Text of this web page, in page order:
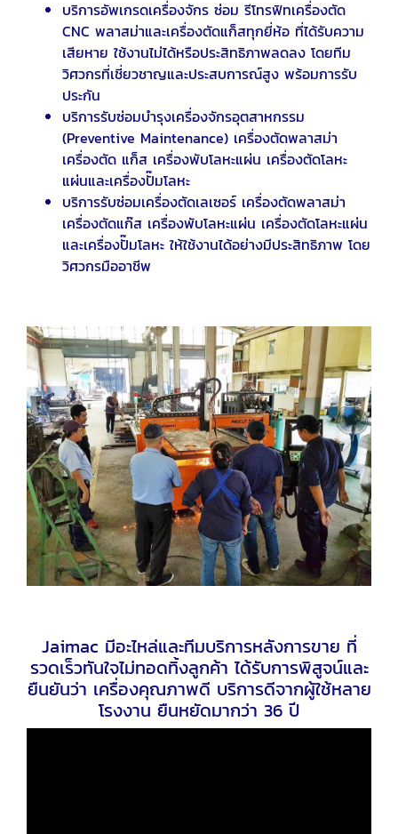
บริการอัพเกรดเครื่องจักร ซ่อม รีโทรฟิทเครื่องตัด
CNC พลาสม่าและเครื่องตัดแก็สทุกยี่ห้อ ที่ได้รับความ
เสียหาย ใช้งานไม่ได้หรือประสิทธิภาพลดลง โดยทีม
วิศวกรที่เชี่ยวชาญและประสบการณ์สูง พร้อมการรับ
ประกัน
บริการรับซ่อมบำรุงเครื่องจักรอุตสาหกรรม
(Preventive Maintenance) เครื่องตัดพลาสม่า
เครื่องตัด แก็ส เครื่องพับโลหะแผ่น เครื่องตัดโลหะ
แผ่นและเครื่องปั๊มโลหะ
บริการรับซ่อมเครื่องตัดเลเซอร์ เครื่องตัดพลาสม่า
เครื่องตัดแก๊ส เครื่องพับโลหะแผ่น เครื่องตัดโลหะแผ่น
และเครื่องปั๊มโลหะ ให้ใช้งานได้อย่างมีประสิทธิภาพ โดย
วิศวกรมืออาชีพ
Jaimac มีอะไหล่และทีมบริการหลังการขาย ที่
รวดเร็วทันใจไม่ทอดทิ้งลูกค้า ได้รับการพิสูจน์และ
ยืนยันว่า เครื่องคุณภาพดี บริการดีจากผู้ใช้หลาย
โรงงาน ยืนหยัดมากว่า 36 ปี